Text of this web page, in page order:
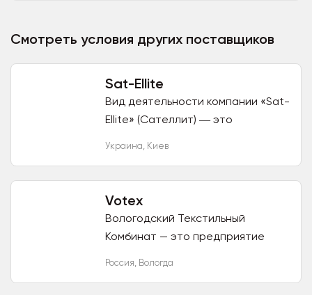
Смотреть условия других поставщиков
Sat-Ellite
Вид деятельности компании «Sat-
Ellite» (Сателлит) ― это
дропшиппингу, ассортимента
Украина, Киев
Votex
Вологодский Текстильный
Комбинат — это предприятие
Россия, Вологда